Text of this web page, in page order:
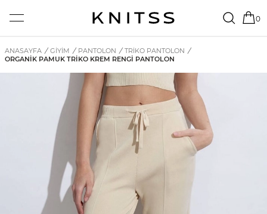
0
ANASAYFA / GİYİM / PANTOLON / TRIKO PANTOLON /
ORGANIK PAMUK TRIKO KREM RENGI PANTOLON